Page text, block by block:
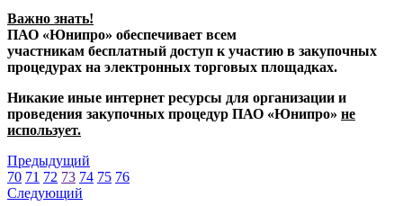
Важно знать!
ПАО «Юнипро» обеспечивает всем
участникам бесплатный доступ к участию в закупочных
процедурах на электронных торговых площадках.
Никакие иные интернет ресурсы для организации и
проведения закупочных процедур ПАО «Юнипро» не
использует.
Предыдущий
70 71 72 73 74 75 76
Следующий